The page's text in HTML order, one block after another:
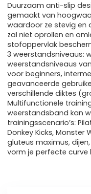
Duurzaam anti-slip
gemaakt van
waardoor ze stevig en
zal niet oprollen en
stofoppervlak
3 weerstandsniveaus:
weerstandsniveaus
voor beginners,
geavanceerde
verschillende diktes
Multifunctionele
weerstandsband kan
trainingsscenario’s:
Donkey Kicks, Monster
gluteus maximus,
vorm je perfecte curve